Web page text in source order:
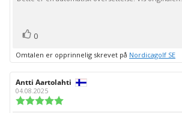
Liker
0
Omtalen er opprinnelig skrevet på Nordicagolf SE
Forfatter:
Antti Aartolahti
04.08.2025